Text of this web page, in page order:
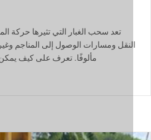
تعد سحب الغبار التي تثيرها حركة
ومسارات الوصول إلى المناجم وغيرها
مألوفًا. تعرف على كيف يمكن لـ DusTech حل هذه المشكلة.